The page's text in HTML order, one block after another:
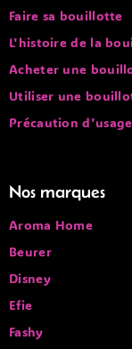
Faire sa bouillotte
L'histoire de la
Acheter une
Utiliser une
Précaution d'usage
Nos marques
Aroma Home
Beurer
Disney
Efie
Fashy